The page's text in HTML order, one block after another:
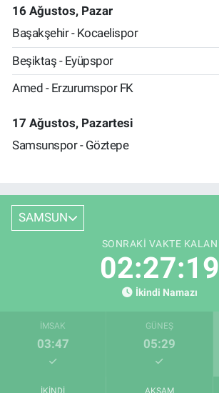
16 Ağustos, Pazar
Başakşehir - Kocaelispor
Beşiktaş - Eyüpspor
Amed - Erzurumspor FK
17 Ağustos, Pazartesi
Samsunspor - Göztepe
SAMSUN
SONRAKI VAKTE KALAN
02:27:18
İkindi Namazı
İMSAK
03:47
GÜNEŞ
05:29
İKINDI AKŞAM